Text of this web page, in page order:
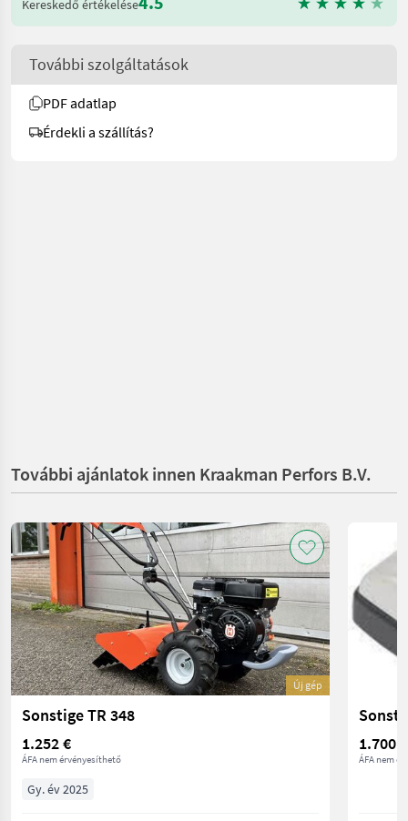
Kereskedő értékelése
További szolgáltatások
PDF adatlap
Érdekli a szállítás?
További ajánlatok innen Kraakman Perfors B.V.
Új gép
Sonstige TR 348
1.252 €
ÁFA nem érvényesíthető
Gy. év 2025
1.700 €
ÁFA nem